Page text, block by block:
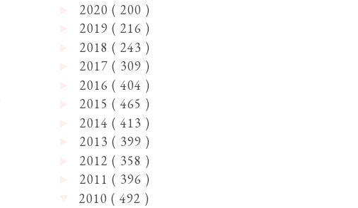
2020 ( 200 )
2019 ( 216 )
2018 ( 243 )
2017 ( 309 )
2016 ( 404 )
2015 ( 465 )
2014 ( 413 )
2013 ( 399 )
2012 ( 358 )
2011 ( 396 )
2010 ( 492 )